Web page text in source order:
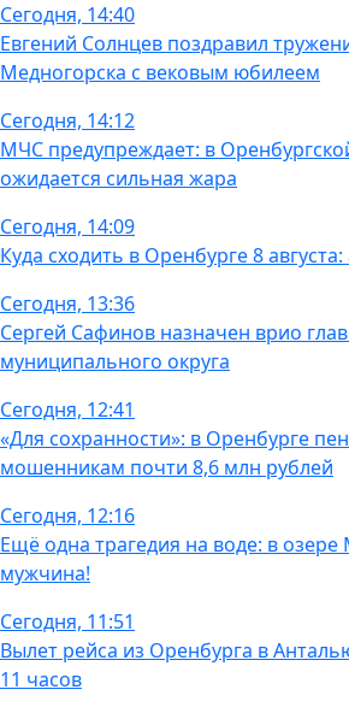
Сегодня, 14:40
Евгений Солнцев поздравил
Медногорска с вековым юбилеем
Сегодня, 14:12
МЧС предупреждает: в
ожидается сильная жара
Сегодня, 14:09
Куда сходить в Оренбурге 8
Сегодня, 13:36
Сергей Сафинов назначен врио
муниципального округа
Сегодня, 12:41
«Для сохранности»: в Оренбурге
мошенникам почти 8,6 млн рублей
Сегодня, 12:16
Ещё одна трагедия на воде: в озере
мужчина!
Сегодня, 11:51
Вылет рейса из Оренбурга в
11 часов